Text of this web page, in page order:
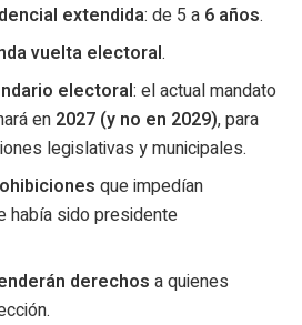
extendida: de 5 a 6 años.
vuelta electoral.
electoral: el actual mandato
en 2027 (y no en 2029), para
legislativas y municipales.
que impedían
había sido presidente
derechos a quienes